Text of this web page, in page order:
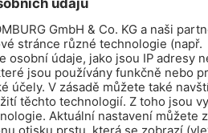
Tiráž|Ochraně dat
+| LOUIS INTERNET